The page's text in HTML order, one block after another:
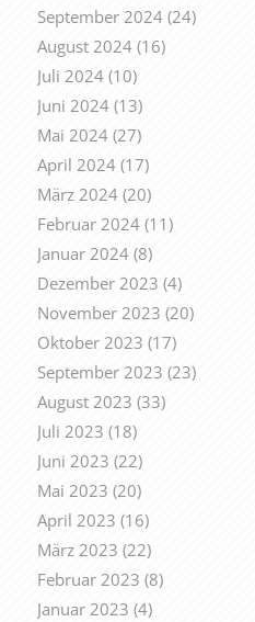
September 2024(24)
August 2024(16)
Juli 2024(10)
Juni 2024(13)
Mai 2024(27)
April 2024(17)
März 2024(20)
Februar 2024(11)
Januar 2024(8)
Dezember 2023 (4)
November 2023 (20)
Oktober 2023 (17)
September 2023 (23)
August 2023 (33)
Juli 2023 (18)
Juni 2023 (22)
Mai 2023 (20)
April 2023 (16)
März 2023 (22)
Februar 2023 (8)
Januar 2023 (4)